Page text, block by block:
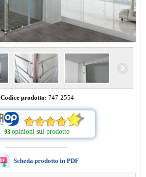
Codice prodotto: 747-2554
93 opinioni sul prodotto
Scheda prodotto in PDF